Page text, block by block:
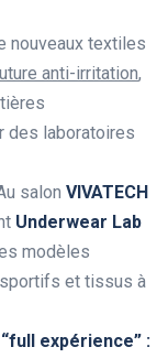
nouveaux textiles
anti-irritation,
des laboratoires
salon VIVATECH
Underwear Lab
modèles
et tissus à
expérience” :